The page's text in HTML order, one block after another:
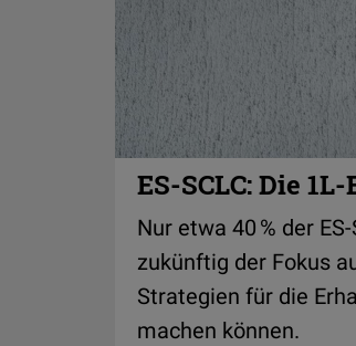
ES-SCLC: Die
Nur etwa 40 % der
zukünftig der Fokus
Strategien für die
machen können.